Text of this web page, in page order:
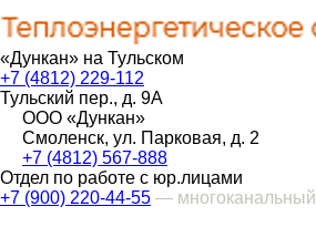
«Дункан» на Тульском
+7 (4812) 229-112
Тульский пер., д. 9А
ООО «Дункан»
Смоленск, ул. Парковая, д. 2
+7 (4812) 567-888
Отдел по работе с юр.лицами
+7 (900) 220-44-55 — многоканальный